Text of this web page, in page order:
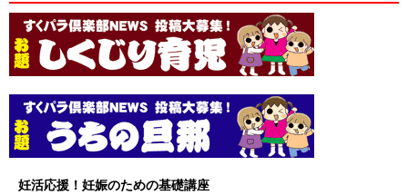
妊活応援！妊娠のための基礎講座